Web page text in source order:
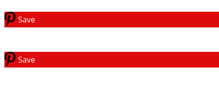
Save
Save